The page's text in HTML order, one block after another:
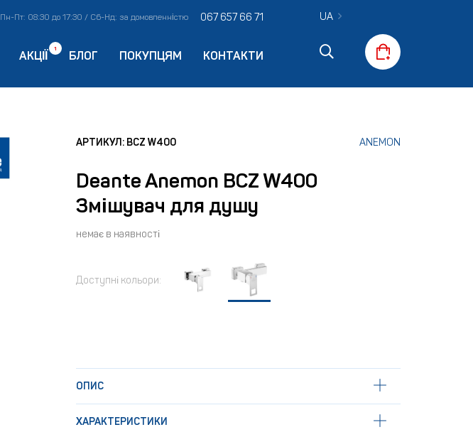
Пн-Пт: 08:30 до 17:30 / Сб-Нд: за домовленністю 067 657 66 71
АКЦІЇ
1
БЛОГ ПОКУПЦЯМ КОНТАКТИ
UA
АРТИКУЛ: BCZ W400 ANEMON
Deante Anemon BCZ W400
Змішувач для душу
немає в наявності
Доступні кольори:
ОПИС
ХАРАКТЕРИСТИКИ